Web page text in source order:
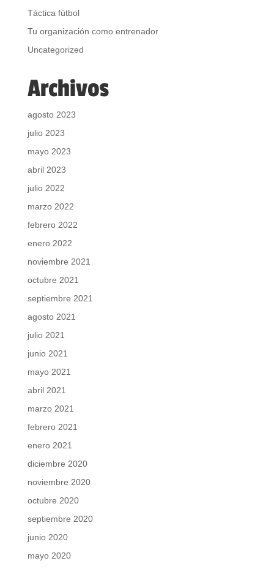
Táctica fútbol
Tu organización como entrenador
Uncategorized
Archivos
agosto 2023
julio 2023
mayo 2023
abril 2023
julio 2022
marzo 2022
febrero 2022
enero 2022
noviembre 2021
octubre 2021
septiembre 2021
agosto 2021
julio 2021
junio 2021
mayo 2021
abril 2021
marzo 2021
febrero 2021
enero 2021
diciembre 2020
noviembre 2020
octubre 2020
septiembre 2020
junio 2020
mayo 2020